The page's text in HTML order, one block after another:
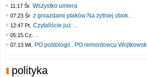
11:17 Śr. Wszystko umiera
07:23 Śr. z gniazdami ptaków Na żytniej obok..
12:47 Pt. Czytaliście już :..
05:15 Cz. ..
07:13 Wt. PO politologii . PO remontowcu
polityka